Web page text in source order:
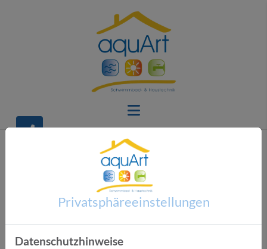
Element notwendigen Cookies zu akzeptieren.
Privatsphäre­einstellungen
Datenschutzhinweise